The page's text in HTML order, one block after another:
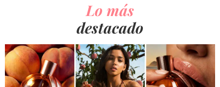
Lo más
destacado